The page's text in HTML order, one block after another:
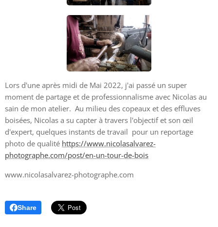
Lors d'une après midi de Mai 2022, j'ai passé un super
moment de partage et de professionnalisme avec Nicolas au
sain de mon atelier. Au milieu des copeaux et des effluves
boisées, Nicolas a su capter à travers l'objectif et son œil
d'expert, quelques instants de travail pour un reportage
photo de qualité https://www.nicolasalvarez-
photographe.com/post/en-un-tour-de-bois
www.nicolasalvarez-photographe.com
Share